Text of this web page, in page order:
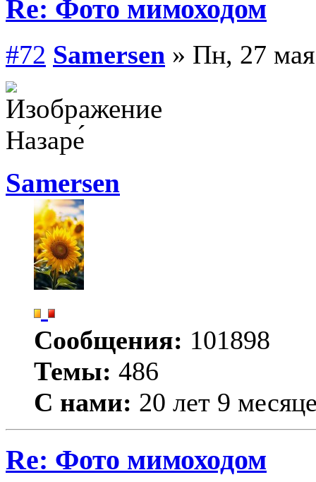
Re: Фото мимоходом
#72 Samersen » Пн, 27
Назаре́
Samersen
Сообщения: 101898
Темы: 486
С нами: 20 лет 9
Re: Фото мимоходом